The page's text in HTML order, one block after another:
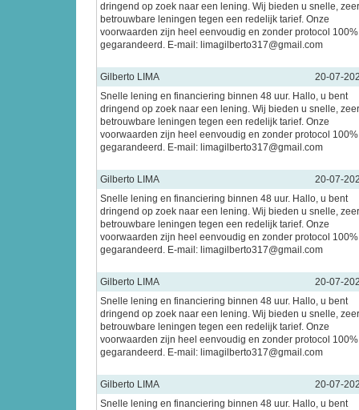
dringend op zoek naar een lening. Wij bieden u snelle, zeer
betrouwbare leningen tegen een redelijk tarief. Onze
voorwaarden zijn heel eenvoudig en zonder protocol 100%
gegarandeerd. E-mail: limagilberto317@gmail.com
Gilberto LIMA
20-07-
Snelle lening en financiering binnen 48 uur. Hallo, u bent
dringend op zoek naar een lening. Wij bieden u snelle, zeer
betrouwbare leningen tegen een redelijk tarief. Onze
voorwaarden zijn heel eenvoudig en zonder protocol 100%
gegarandeerd. E-mail: limagilberto317@gmail.com
Gilberto LIMA
20-07-
Snelle lening en financiering binnen 48 uur. Hallo, u bent
dringend op zoek naar een lening. Wij bieden u snelle, zeer
betrouwbare leningen tegen een redelijk tarief. Onze
voorwaarden zijn heel eenvoudig en zonder protocol 100%
gegarandeerd. E-mail: limagilberto317@gmail.com
Gilberto LIMA
20-07-
Snelle lening en financiering binnen 48 uur. Hallo, u bent
dringend op zoek naar een lening. Wij bieden u snelle, zeer
betrouwbare leningen tegen een redelijk tarief. Onze
voorwaarden zijn heel eenvoudig en zonder protocol 100%
gegarandeerd. E-mail: limagilberto317@gmail.com
Gilberto LIMA
20-07-
Snelle lening en financiering binnen 48 uur. Hallo, u bent